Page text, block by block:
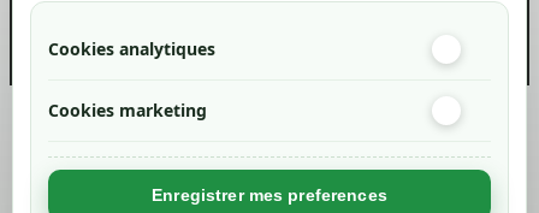
Cookies analytiques
Cookies marketing
Enregistrer mes preferences
Created byNageoconcept